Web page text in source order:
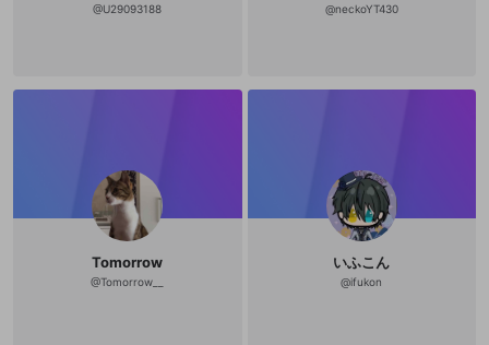
@U29093188 @neckoYT430
Tomorrow
@Tomorrow__
いふこん
@ifukon